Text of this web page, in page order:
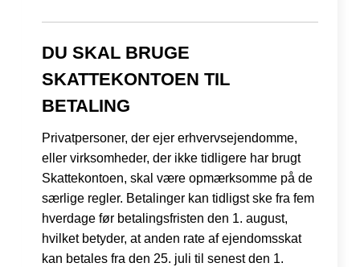
DU SKAL BRUGE
SKATTEKONTOEN TIL
BETALING
Privatpersoner, der ejer erhvervsejendomme,
eller virksomheder, der ikke tidligere har brugt
Skattekontoen, skal være opmærksomme på de
særlige regler. Betalinger kan tidligst ske fra fem
hverdage før betalingsfristen den 1. august,
hvilket betyder, at anden rate af ejendomsskat
kan betales fra den 25. juli til senest den 1.